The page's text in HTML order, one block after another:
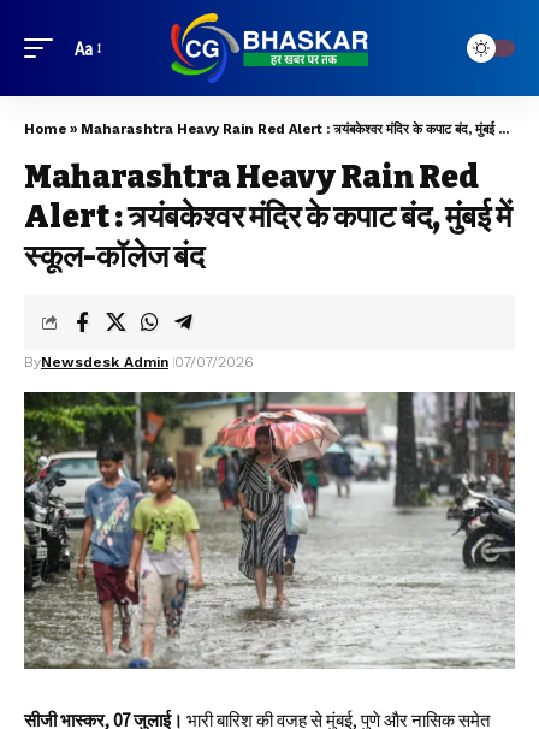
Aa
Home » Maharashtra Heavy Rain Red Alert : त्र्यंबकेश्वर मंदिर के कपाट बंद, मुंबई में स्कूल-कॉलेज बंद
Maharashtra Heavy Rain Red
Alert : त्र्यंबकेश्वर मंदिर के कपाट बंद, मुंबई में
स्कूल-कॉलेज बंद
ByNewsdesk Admin 07/07/2026
सीजी भास्कर, 07 जुलाई। भारी बारिश की वजह से मुंबई, पुणे और नासिक समेत